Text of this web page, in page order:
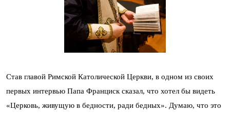
Став главой Римской Католической Церкви, в одном из своих
первых интервью Папа Франциск сказал, что хотел бы видеть
«Церковь, живущую в бедности, ради бедных». Думаю, что это